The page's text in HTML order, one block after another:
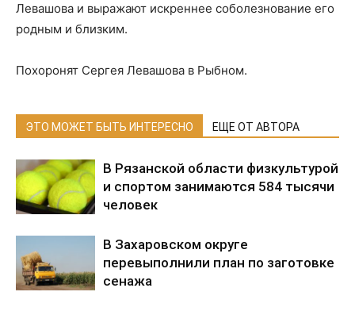
Левашова и выражают искреннее соболезнование его
родным и близким.
Похоронят Сергея Левашова в Рыбном.
ЭТО МОЖЕТ БЫТЬ ИНТЕРЕСНО ЕЩЕ ОТ АВТОРА
В Рязанской области физкультурой
и спортом занимаются 584 тысячи
человек
В Захаровском округе
перевыполнили план по заготовке
сенажа